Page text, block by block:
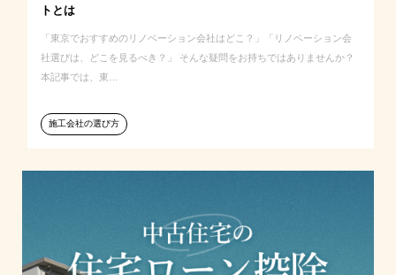
トとは
「東京でおすすめのリノベーション会社はどこ？」「リノベーション会
社選びは、どこを見るべき？」 そんな疑問をお持ちではありませんか？
本記事では、東…
施工会社の選び方